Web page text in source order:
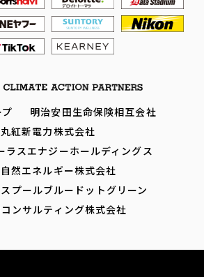
明治安田生命保険相互会社
丸紅新電力株式会社
ラスエナジーホールディングス
然エネルギー株式会社
プールブルードットグリーン
ンサルティング株式会社